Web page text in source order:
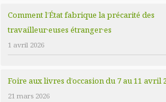
Comment l’État fabrique la précarité des
travailleur·euses étranger·es
1 avril 2026
Foire aux livres d’occasion du 7 au 11 avril
21 mars 2026